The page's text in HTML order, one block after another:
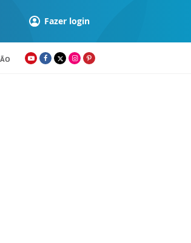
Fazer login